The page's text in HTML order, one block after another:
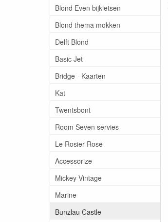
Blond Even bijkletsen
Blond thema mokken
Delft Blond
Basic Jet
Bridge - Kaarten
Kat
Twentsbont
Room Seven servies
Le Rosier Rose
Accessorize
Mickey Vintage
Marine
Bunzlau Castle